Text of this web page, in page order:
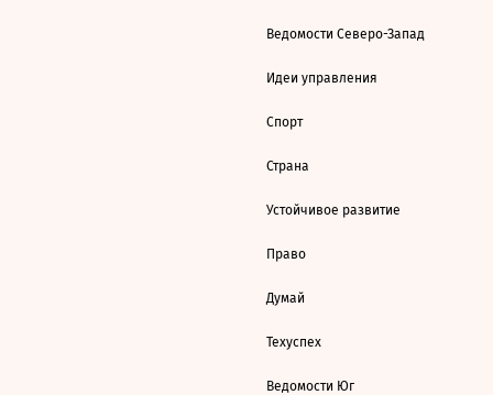
Ведомости Северо-Запад
Идеи управления
Спорт
Страна
Устойчивое развитие
Право
Думай
Техуспех
Ведомости Юг